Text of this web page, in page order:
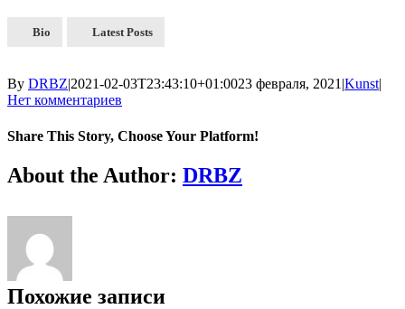
Bio Latest Posts
By DRBZ|2021-02-03T23:43:10+01:0023 февраля, 2021|Kunst|
Нет комментариев
Share This Story, Choose Your Platform!
About the Author: DRBZ
Похожие записи